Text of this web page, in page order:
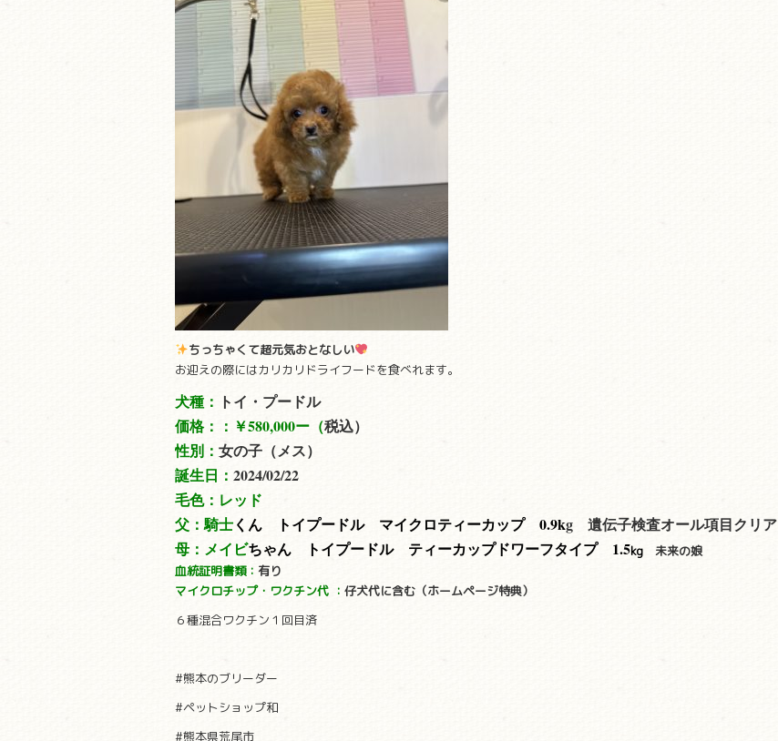
ちっちゃくて超元気おとなしい
お迎えの際にはカリカリドライフードを食べれます。
犬種： トイ・プードル
価格：： ￥580,000ー（税込）
性別： 女の子（メス）
誕生日： 2024/02/22
毛色：レッド
父：騎士くん トイプードル マイクロティーカップ 0.9kg 遺伝子検査オール項目クリア
母：メイビちゃん トイプードル ティーカップドワーフタイプ 1.5kg 未来の娘
血統証明書類： 有り
マイクロチップ・ワクチン代 ： 仔犬代に含む（ホームページ特典）
６種混合ワクチン１回目済
#熊本のブリーダー
#ペットショップ和
#熊本県荒尾市